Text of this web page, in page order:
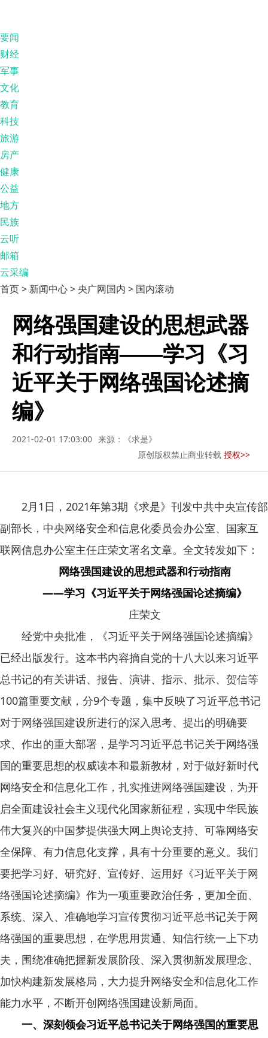
要闻
财经
军事
文化
教育
科技
旅游
房产
健康
公益
地方
民族
云听
邮箱
云采编
首页 > 新闻中心 > 央广网国内 > 国内滚动
网络强国建设的思想武器
和行动指南——学习《习
近平关于网络强国论述摘
编》
2021-02-01 17:03:00 来源：《求是》
原创版权禁止商业转载 授权>>
2月1日，2021年第3期《求是》刊发中共中央宣传部
副部长，中央网络安全和信息化委员会办公室、国家互
联网信息办公室主任庄荣文署名文章。全文转发如下：
网络强国建设的思想武器和行动指南
——学习《习近平关于网络强国论述摘编》
庄荣文
经党中央批准，《习近平关于网络强国论述摘编》
已经出版发行。这本书内容摘自党的十八大以来习近平
总书记的有关讲话、报告、演讲、指示、批示、贺信等
100篇重要文献，分9个专题，集中反映了习近平总书记
对于网络强国建设所进行的深入思考、提出的明确要
求、作出的重大部署，是学习习近平总书记关于网络强
国的重要思想的权威读本和最新教材，对于做好新时代
网络安全和信息化工作，扎实推进网络强国建设，为开
启全面建设社会主义现代化国家新征程，实现中华民族
伟大复兴的中国梦提供强大网上舆论支持、可靠网络安
全保障、有力信息化支撑，具有十分重要的意义。我们
要把学习好、研究好、宣传好、运用好《习近平关于网
络强国论述摘编》作为一项重要政治任务，更加全面、
系统、深入、准确地学习宣传贯彻习近平总书记关于网
络强国的重要思想，在学思用贯通、知信行统一上下功
夫，围绕准确把握新发展阶段、深入贯彻新发展理念、
加快构建新发展格局，大力提升网络安全和信息化工作
能力水平，不断开创网络强国建设新局面。
一、深刻领会习近平总书记关于网络强国的重要思